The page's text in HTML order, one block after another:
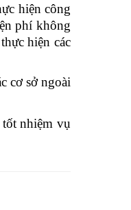
hiện công
phí không
hiện các
cơ sở ngoài
nhiệm vụ